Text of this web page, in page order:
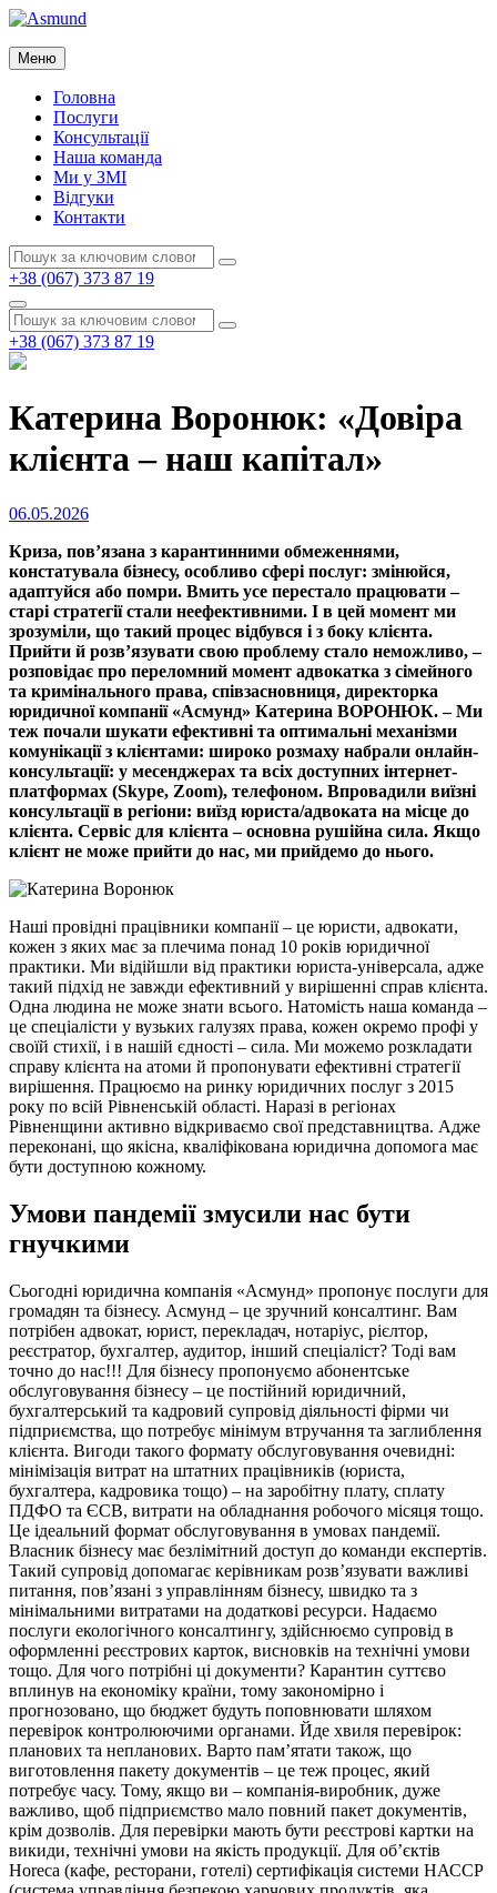
Перейти
вмісту
Asmund
Asmund
Меню
Головна
Послуги
Консультації
Наша команда
Ми у ЗМІ
Відгуки
Контакти
Пошук:
Пошук
+38 (067) 373 87 19
Пошук
Пошук:
Пошук
+38 (067) 373 87 19
Катерина Воронюк: «Довіра
клієнта – наш капітал»
Опубліковано
06.05.2026
Криза, пов’язана з карантинними обмеженнями,
констатувала бізнесу, особливо сфері послуг: змінюйся,
адаптуйся або помри. Вмить усе перестало працювати –
старі стратегії стали неефективними. І в цей момент ми
зрозуміли, що такий процес відбувся і з боку клієнта.
Прийти й розв’язувати свою проблему стало неможливо, –
розповідає про переломний момент адвокатка з сімейного
та кримінального права, співзасновниця, директорка
юридичної компанії «Асмунд» Катерина ВОРОНЮК. – Ми
теж почали шукати ефективні та оптимальні механізми
комунікації з клієнтами: широко розмаху набрали онлайн-
консультації: у месенджерах та всіх доступних інтернет-
платформах (Skype, Zoom), телефоном. Впровадили виїзні
консультації в регіони: виїзд юриста/адвоката на місце до
клієнта. Сервіс для клієнта – основна рушійна сила. Якщо
клієнт не може прийти до нас, ми прийдемо до нього.
Наші провідні працівники компанії – це юристи, адвокати,
кожен з яких має за плечима понад 10 років юридичної
практики. Ми відійшли від практики юриста-універсала, адже
такий підхід не завжди ефективний у вирішенні справ клієнта.
Одна людина не може знати всього. Натомість наша команда –
це спеціалісти у вузьких галузях права, кожен окремо профі у
своїй стихії, і в нашій єдності – сила. Ми можемо розкладати
справу клієнта на атоми й пропонувати ефективні стратегії
вирішення. Працюємо на ринку юридичних послуг з 2015
року по всій Рівненській області. Наразі в регіонах
Рівненщини активно відкриваємо свої представництва. Адже
переконані, що якісна, кваліфікована юридична допомога має
бути доступною кожному.
Умови пандемії змусили нас бути
гнучкими
Сьогодні юридична компанія «Асмунд» пропонує послуги для
громадян та бізнесу. Асмунд – це зручний консалтинг. Вам
потрібен адвокат, юрист, перекладач, нотаріус, рієлтор,
реєстратор, бухгалтер, аудитор, інший спеціаліст? Тоді вам
точно до нас!!! Для бізнесу пропонуємо абонентське
обслуговування бізнесу – це постійний юридичний,
бухгалтерський та кадровий супровід діяльності фірми чи
підприємства, що потребує мінімум втручання та заглиблення
клієнта. Вигоди такого формату обслуговування очевидні:
мінімізація витрат на штатних працівників (юриста,
бухгалтера, кадровика тощо) – на заробітну плату, сплату
ПДФО та ЄСВ, витрати на обладнання робочого місяця тощо.
Це ідеальний формат обслуговування в умовах пандемії.
Власник бізнесу має безлімітний доступ до команди експертів.
Такий супровід допомагає керівникам розв’язувати важливі
питання, пов’язані з управлінням бізнесу, швидко та з
мінімальними витратами на додаткові ресурси. Надаємо
послуги екологічного консалтингу, здійснюємо супровід в
оформленні реєстрових карток, висновків на технічні умови
тощо. Для чого потрібні ці документи? Карантин суттєво
вплинув на економіку країни, тому закономірно і
прогнозовано, що бюджет будуть поповнювати шляхом
перевірок контролюючими органами. Йде хвиля перевірок:
планових та непланових. Варто пам’ятати також, що
виготовлення пакету документів – це теж процес, який
потребує часу. Тому, якщо ви – компанія-виробник, дуже
важливо, щоб підприємство мало повний пакет документів,
крім дозволів. Для перевірки мають бути реєстрові картки на
викиди, технічні умови на якість продукції. Для об’єктів
Horeca (кафе, ресторани, готелі) сертифікація системи НАССР